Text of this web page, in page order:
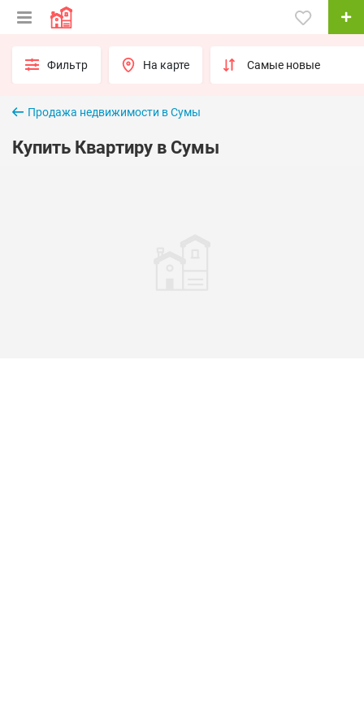
Фильтр На карте
Продажа недвижимости в Сумы
Купить Квартиру в Сумы